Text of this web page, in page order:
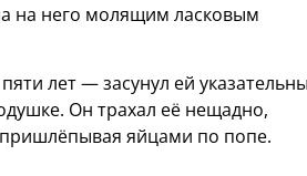
на него молящим ласковым
лет — засунул ей
Он трахал её нещадно,
яйцами по попе.